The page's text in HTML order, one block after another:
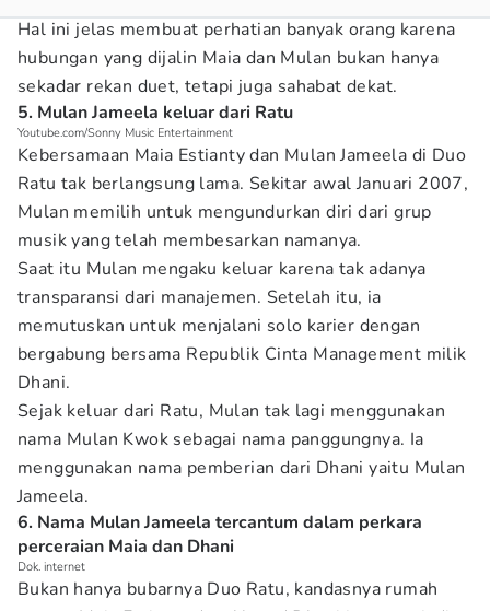
Hal ini jelas membuat perhatian banyak orang karena
hubungan yang dijalin Maia dan Mulan bukan hanya
sekadar rekan duet, tetapi juga sahabat dekat.
5. Mulan Jameela keluar dari Ratu
Youtube.com/Sonny Music Entertainment
Kebersamaan Maia Estianty dan Mulan Jameela di Duo
Ratu tak berlangsung lama. Sekitar awal Januari 2007,
Mulan memilih untuk mengundurkan diri dari grup
musik yang telah membesarkan namanya.
Saat itu Mulan mengaku keluar karena tak adanya
transparansi dari manajemen. Setelah itu, ia
memutuskan untuk menjalani solo karier dengan
bergabung bersama Republik Cinta Management milik
Dhani.
Sejak keluar dari Ratu, Mulan tak lagi menggunakan
nama Mulan Kwok sebagai nama panggungnya. Ia
menggunakan nama pemberian dari Dhani yaitu Mulan
Jameela.
6. Nama Mulan Jameela tercantum dalam perkara
perceraian Maia dan Dhani
Dok. internet
Bukan hanya bubarnya Duo Ratu, kandasnya rumah